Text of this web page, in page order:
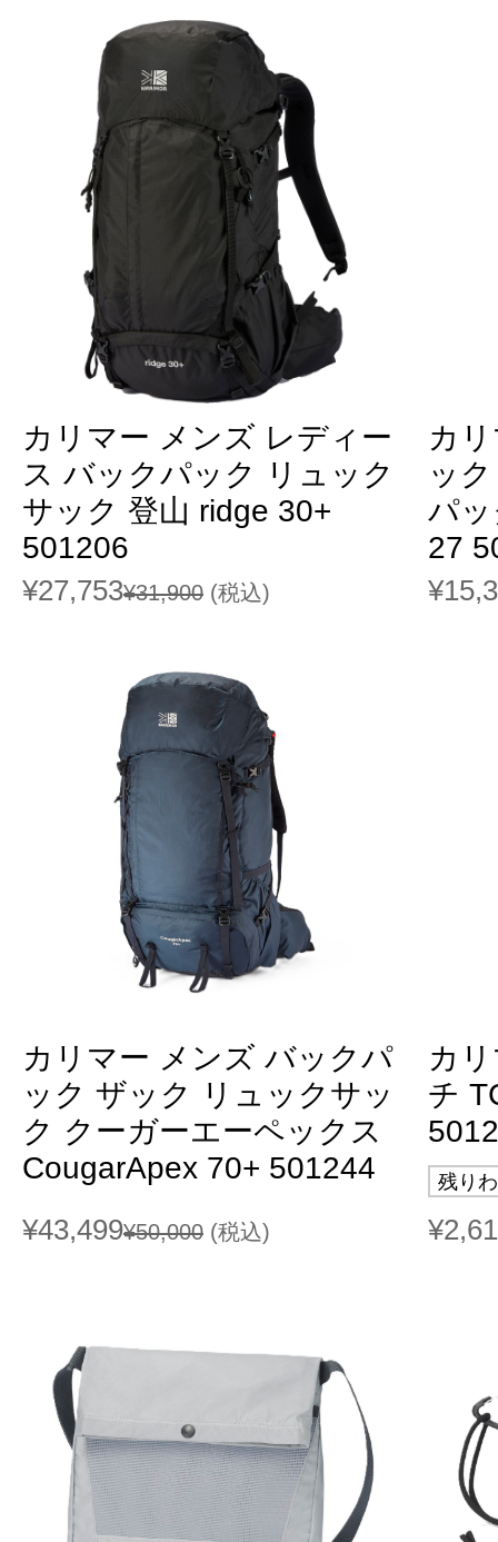
カリマー メンズ レディー
ス バックパック リュック
サック 登山 ridge 30+
501206
¥27,753¥31,900 (税込)
カ
ッ
パ
27
カリマー メンズ バックパ
ック ザック リュックサッ
ク クーガーエーペックス
CougarApex 70+ 501244
¥43,499¥50,000 (税込)
カ
チ
残り